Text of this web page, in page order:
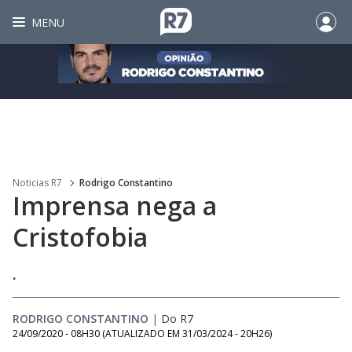
MENU
Noticias R7 Rodrigo Constantino
Imprensa nega a
Cristofobia
.
RODRIGO CONSTANTINO | Do R7
24/09/2020 - 08H30 (ATUALIZADO EM 31/03/2024 - 20H26)